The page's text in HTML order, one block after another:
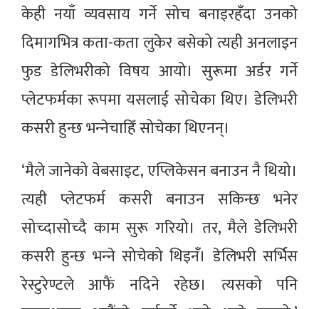
केही नयाँ व्यवसाय गर्ने सोच बनाइरहँदा उनको
दिमागभित्र कता-कता लुकेर बसेको त्यही अनलाइन
फुड डेलिभरीको विषय आयो। सुरूमा अर्डर गर्ने
प्लेटफर्मका रूपमा यसलाई सोचेका थिए। डेलिभरी
कसरी हुन्छ भन्‍नेचाहिँ सोचेका थिएनन्।
‘मैले जानेको वेबसाइट, एप्लिकेसन बनाउन नै थियो।
त्यही प्लेटफर्म कसरी बनाउन सकिन्छ भनेर
सोच्दासोच्दै काम सुरू गरियो। तर, मैले डेलिभरी
कसरी हुन्छ भन्‍ने सोचेको थिइनँ। डेलिभरी सर्भिस
रेस्टुरेण्टले आफैं नदिने रहेछ। त्यसको पनि